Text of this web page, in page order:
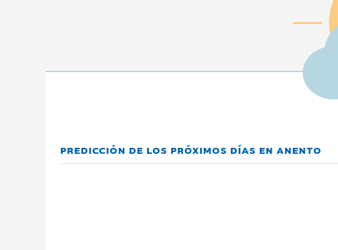
PREDICCIÓN DE LOS PRÓXIMOS DÍAS EN ANENTO